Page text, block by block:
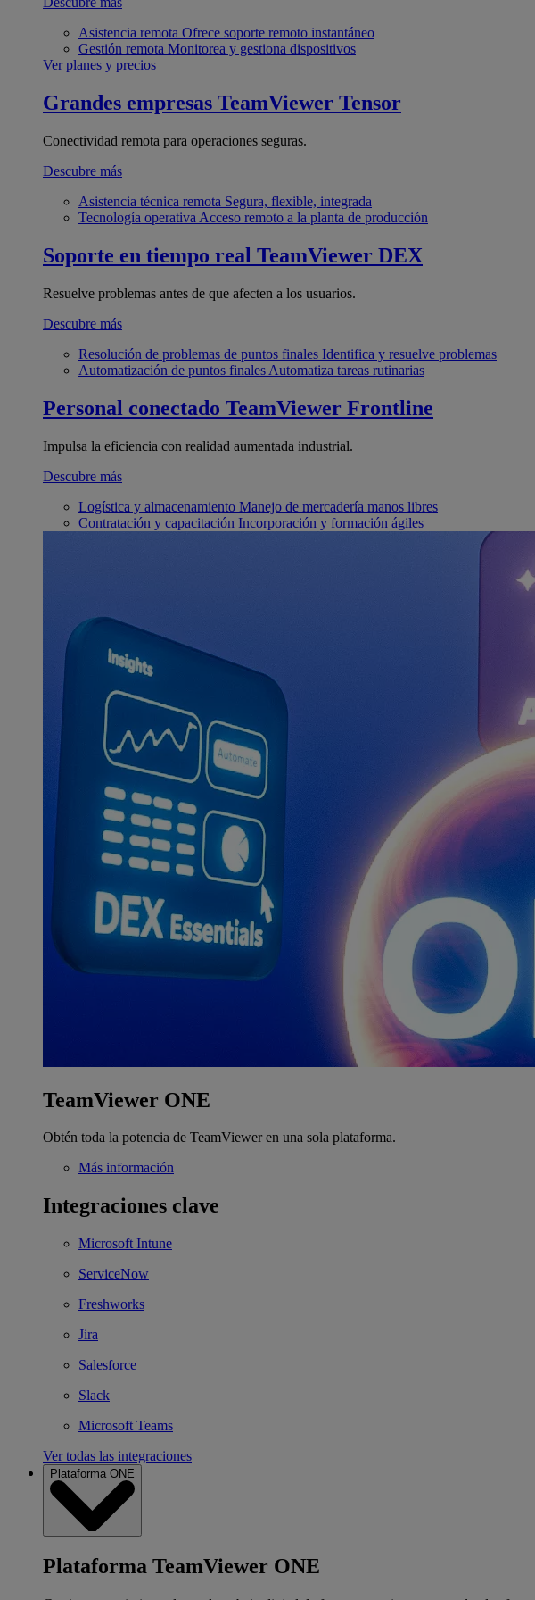
Asistencia remota Ofrece soporte remoto instantáneo
Gestión remota Monitorea y gestiona dispositivos
Ver planes y precios
Grandes empresas TeamViewer Tensor
Conectividad remota para operaciones seguras.
Descubre más
Asistencia técnica remota Segura, flexible, integrada
Tecnología operativa Acceso remoto a la planta de producción
Soporte en tiempo real TeamViewer DEX
Resuelve problemas antes de que afecten a los usuarios.
Descubre más
Resolución de problemas de puntos finales Identifica y resuelve problemas
Automatización de puntos finales Automatiza tareas rutinarias
Personal conectado TeamViewer Frontline
Impulsa la eficiencia con realidad aumentada industrial.
Descubre más
Logística y almacenamiento Manejo de mercadería manos libres
Contratación y capacitación Incorporación y formación ágiles
TeamViewer ONE
Obtén toda la potencia de TeamViewer en una sola plataforma.
Más información
Integraciones clave
Microsoft Intune
ServiceNow
Freshworks
Jira
Salesforce
Slack
Microsoft Teams
Ver todas las integraciones
Plataforma ONE
Plataforma TeamViewer ONE